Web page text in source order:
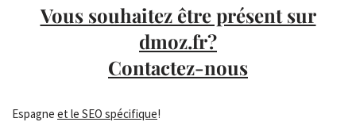
Vous souhaitez être présent sur
dmoz.fr?
Contactez-nous
Espagne et le SEO spécifique!